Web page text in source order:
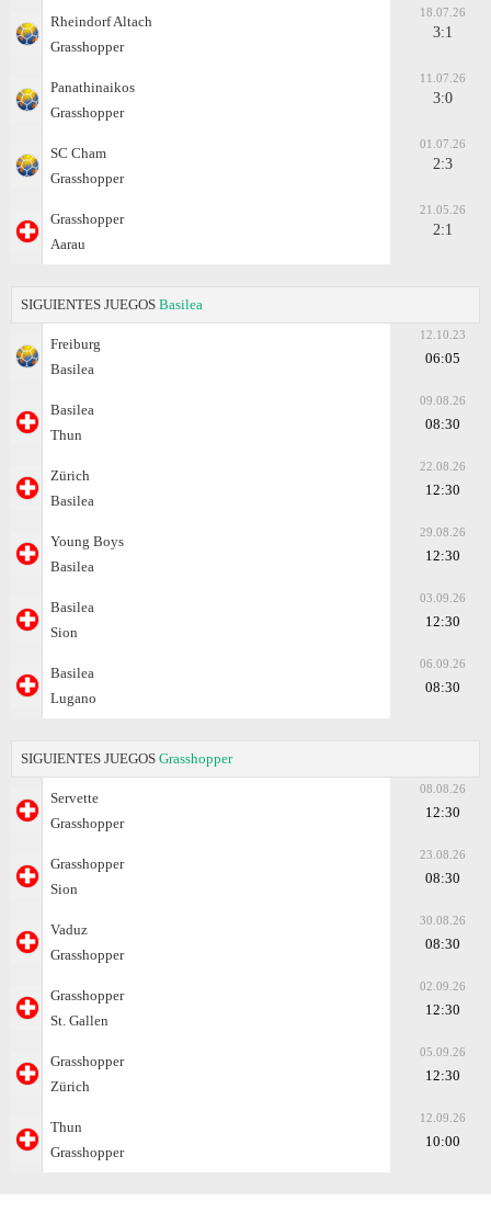
Rheindorf Altach
Grasshopper
18.07.26
3:1
Panathinaikos
Grasshopper
11.07.26
3:0
SC Cham
Grasshopper
01.07.26
2:3
Grasshopper
Aarau
21.05.26
2:1
SIGUIENTES JUEGOS Basilea
Freiburg
Basilea
12.10.23
06:05
Basilea
Thun
09.08.26
08:30
Zürich
Basilea
22.08.26
12:30
Young Boys
Basilea
29.08.26
12:30
Basilea
Sion
03.09.26
12:30
Basilea
Lugano
06.09.26
08:30
SIGUIENTES JUEGOS Grasshopper
Servette
Grasshopper
08.08.26
12:30
Grasshopper
Sion
23.08.26
08:30
Vaduz
Grasshopper
30.08.26
08:30
Grasshopper
St. Gallen
02.09.26
12:30
Grasshopper
Zürich
05.09.26
12:30
Thun
Grasshopper
12.09.26
10:00